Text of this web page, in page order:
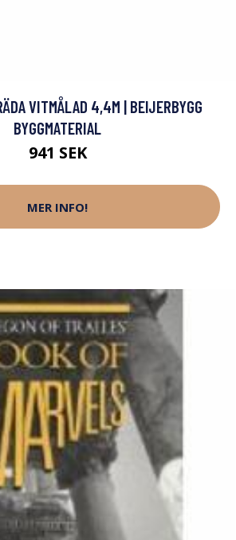
VITMÅLAD 4,4M | BEIJERBYGG
BYGGMATERIAL
941 SEK
MER INFO!